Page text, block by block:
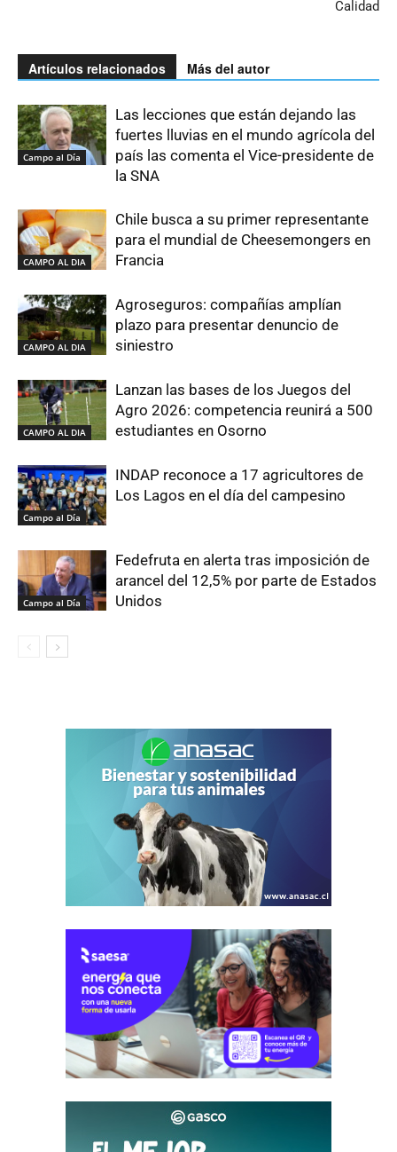
Calidad
Artículos relacionados Más del autor
Campo al Día
Las lecciones que están dejando las
fuertes lluvias en el mundo agrícola del
país las comenta el Vice-presidente de
la SNA
CAMPO AL DIA
Chile busca a su primer representante
para el mundial de Cheesemongers en
Francia
CAMPO AL DIA
Agroseguros: compañías amplían
plazo para presentar denuncio de
siniestro
CAMPO AL DIA
Lanzan las bases de los Juegos del
Agro 2026: competencia reunirá a 500
estudiantes en Osorno
Campo al Día
INDAP reconoce a 17 agricultores de
Los Lagos en el día del campesino
Campo al Día
Fedefruta en alerta tras imposición de
arancel del 12,5% por parte de Estados
Unidos